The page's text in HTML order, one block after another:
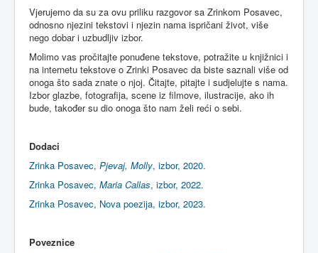
Vjerujemo da su za ovu priliku razgovor sa Zrinkom Posavec,
odnosno njezini tekstovi i njezin nama ispričani život, više
nego dobar i uzbudljiv izbor.
Molimo vas pročitajte ponuđene tekstove, potražite u knjižnici i
na internetu tekstove o Zrinki Posavec da biste saznali više od
onoga što sada znate o njoj. Čitajte, pitajte i sudjelujte s nama.
Izbor glazbe, fotografija, scene iz filmove, ilustracije, ako ih
bude, također su dio onoga što nam želi reći o sebi.
Dodaci
Zrinka Posavec, Pjevaj, Molly, izbor, 2020.
Zrinka Posavec, Maria Callas, izbor, 2022.
Zrinka Posavec, Nova poezija, izbor, 2023.
Poveznice